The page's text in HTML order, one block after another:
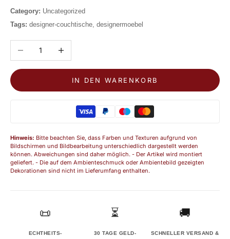
Category: Uncategorized
Tags: designer-couchtische, designermoebel
Anzahl verringernAnzahl erhöhen
IN DEN WARENKORB
Hinweis: Bitte beachten Sie, dass Farben und Texturen aufgrund von
Bildschirmen und Bildbearbeitung unterschiedlich dargestellt werden
können. Abweichungen sind daher möglich. - Der Artikel wird montiert
geliefert. - Die auf dem Ambienteschmuck oder Ambientebild gezeigten
Dekorationen sind nicht im Lieferumfang enthalten.
📜
ECHTHEITS-
⏳
30 TAGE GELD-
🚚
SCHNELLER VERSAND &